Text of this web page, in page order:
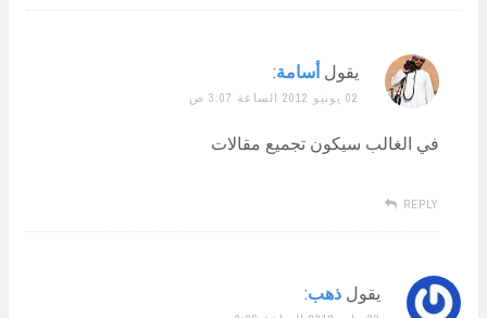
يقول أسامة:
02 يونيو 2012 الساعة 3:07 ص
في الغالب سيكون تجميع مقالات
REPLY
يقول ذهب: